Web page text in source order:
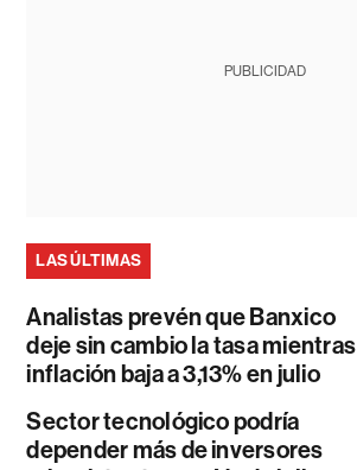
PUBLICIDAD
LAS ÚLTIMAS
Analistas prevén que Banxico
deje sin cambio la tasa mientras
inflación baja a 3,13% en julio
Sector tecnológico podría
depender más de inversores